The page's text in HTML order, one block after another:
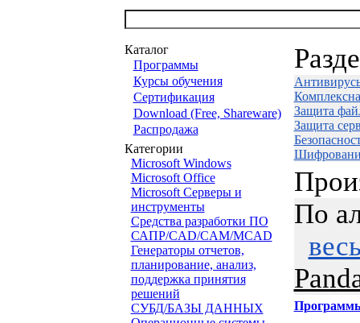
Каталог
Программы
Курсы обучения
Сертификация
Download (Free, Shareware)
Распродажа
Категории
Microsoft Windows
Microsoft Office
Microsoft Серверы и
инструменты
Средства разработки ПО
САПР/CAD/CAM/MCAD
Генераторы отчетов,
планирование, анализ,
поддержка принятия
решений
СУБД/БАЗЫ ДАННЫХ
Защита
Защита
По